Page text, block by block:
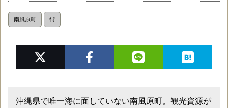
南風原町 街
沖縄県で唯一海に面していない南風原町。観光資源が